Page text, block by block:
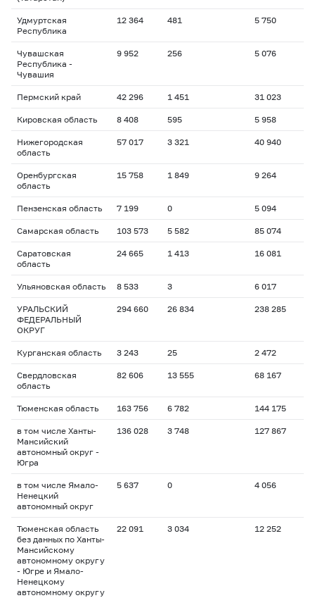
Удмуртская
Республика
12 364 481 5 750
Чувашская
Республика -
Чувашия
9 952 256 5 076
Пермский край 42 296 1 451 31 023
Кировская область 8 408 595 5 958
Нижегородская
область
57 017 3 321 40 940
Оренбургская
область
15 758 1 849 9 264
Пензенская область 7 199 0 5 094
Самарская область 103 573 5 582 85 074
Саратовская
область
24 665 1 413 16 081
Ульяновская область 8 533 3 6 017
УРАЛЬСКИЙ
ФЕДЕРАЛЬНЫЙ
ОКРУГ
294 660 26 834 238 285
Курганская область 3 243 25 2 472
Свердловская
область
82 606 13 555 68 167
Тюменская область 163 756 6 782 144 175
в том числе Ханты-
Мансийский
автономный округ -
Югра
136 028 3 748 127 867
в том числе Ямало-
Ненецкий
автономный округ
5 637 0 4 056
Тюменская область
без данных по Ханты-
Мансийскому
автономному округу
- Югре и Ямало-
Ненецкому
автономному округу
22 091 3 034 12 252